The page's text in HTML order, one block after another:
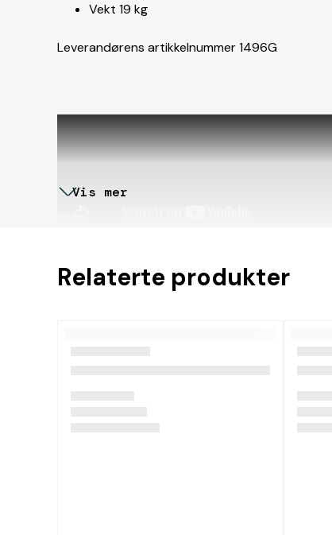
Vekt 19 kg
Leverandørens artikkelnummer 1496G
Vis mer
Relaterte produkter